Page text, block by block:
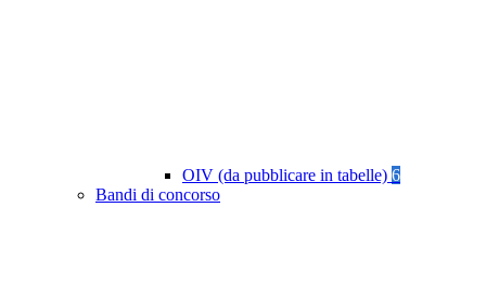
OIV (da pubblicare in tabelle) 6
Bandi di concorso